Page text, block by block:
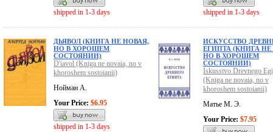
shipped in 1-3 days shipped in 1-3 days
ДЬЯВОЛ (КНИГА НЕ НОВАЯ,
НО В ХОРОШЕМ
СОСТОЯНИИ)
D'iavol (Kniga ne novaia, no v
khoroshem sostoianii)
Нойман А.
Your Price: $6.95
shipped in 1-3 days
ИСКУССТВО
ЕГИПТА (КНИГА НЕ
НО В ХОРОШЕМ
СОСТОЯНИИ)
Iskusstvo Drevnego
(Kniga ne novaia, no v
khoroshem sostoianii)
Матье М. Э.
Your Price: $7.95